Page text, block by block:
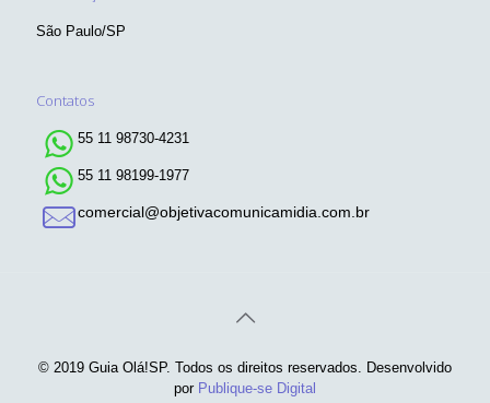
São Paulo/SP
Contatos
55 11 98730-4231
55 11 98199-1977
comercial@objetivacomunicamidia.com.br
© 2019 Guia Olá!SP. Todos os direitos reservados. Desenvolvido
por Publique-se Digital